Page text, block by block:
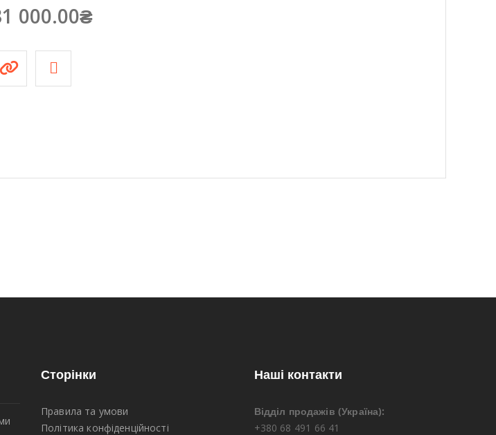
000.00₴
Сторінки
Правила та умови
Політика конфіденційності
Наші контакти
Відділ продажів (Україна):
+380 68 491 66 41